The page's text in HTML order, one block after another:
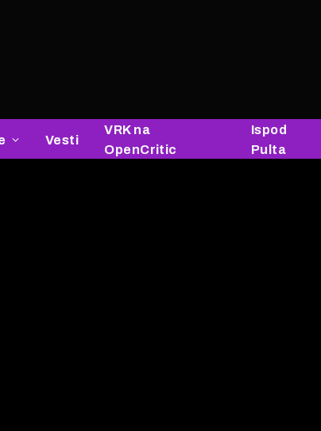
Vesti
VRK na
OpenCritic
Ispod
Pulta